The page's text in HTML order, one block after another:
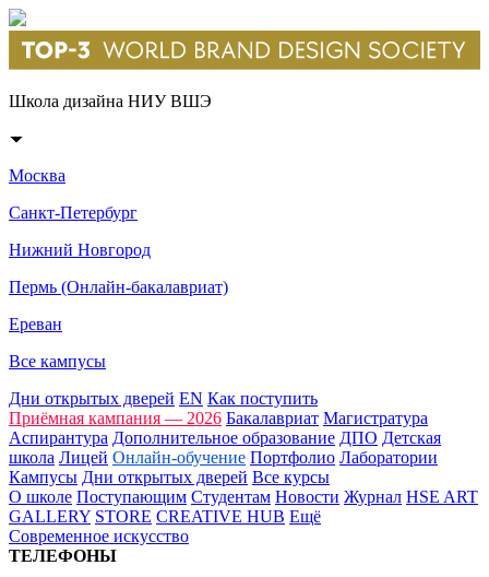
Школа дизайна НИУ ВШЭ
Москва
Санкт-Петербург
Нижний Новгород
Пермь (Онлайн-бакалавриат)
Ереван
Все кампусы
Дни открытых дверей EN Как поступить
Приёмная кампания — 2026 Бакалавриат Магистратура
Аспирантура Дополнительное образование ДПО Детская
школа Лицей Онлайн-обучение Портфолио Лаборатории
Кампусы Дни открытых дверей Все курсы
О школе Поступающим Студентам Новости Журнал HSE ART
GALLERY STORE CREATIVE HUB Ещё
Современное искусство
ТЕЛЕФОНЫ